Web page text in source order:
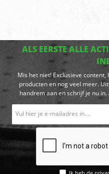
ALS EERSTE ALLE
Mis het niet! Exclusieve
producten en nog veel meer.
handrem aan en schrijf je nu